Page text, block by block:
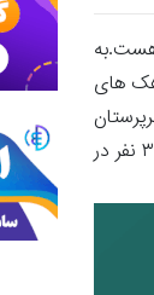
یارانه نقدی مرحله 174 مربوط به مردادماه 1404 به حساب سرپرستان خانوارهای دهک های چهارم تا نهم در سراسر کشور واریز و قابل بردارای بود هست.‎به
۷۰۸ میلیارد ريال بحساب ۱۵ میلیون ۸۳۱ هزار و ۴۹۵ نفر در دهک های
وام‌گیرنده صورت گرفته هست.شایان ذکر هست، بر اساس دهک‌بندی اعلام گردیده از سوی وزارت تعاون، کار و رفاه اجتماعی، ۴۶ میلیون و ۵۷۶ هزار و ۳۳۱ نفر در